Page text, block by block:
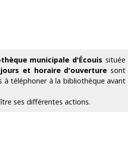
municipale d'Écouis située
jours et horaire d'ouverture sont
à téléphoner à la bibliothèque avant
ses différentes actions.